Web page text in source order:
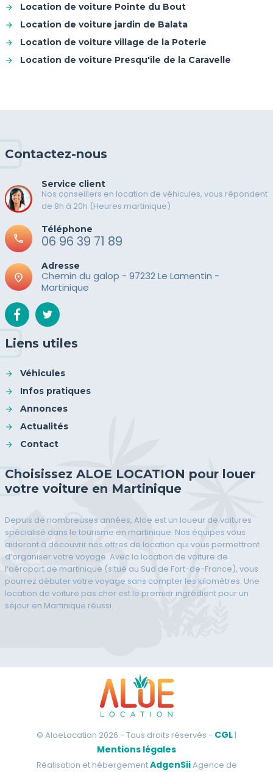
Location de voiture Pointe du Bout
Location de voiture jardin de Balata
Location de voiture village de la Poterie
Location de voiture Presqu'île de la Caravelle
Contactez-nous
Service client
Nos conseillers en location de véhicules, vous répondent
de 8h à 20h (Heures martinique)
call
Téléphone
06 96 39 71 89
place
Adresse
Chemin du galop - 97232 Le Lamentin -
Martinique
Liens utiles
Véhicules
Infos pratiques
Annonces
Actualités
Contact
Choisissez ALOE LOCATION pour louer
votre voiture en Martinique
Depuis de nombreuses années, Aloe est un loueur de voitures
spécialisé dans le tourisme en martinique. Nos équipes vous
aideront à découvrir nos offres de location qui vous permettront
d’organiser votre voyage. Avec la location de voiture de
l’aéroport de martinique (situé au Sud de Fort-de-France), vous
pourrez débuter votre voyage sans compter les kilomètres. Une
location de voiture pas cher est le premier ingrédient pour un
séjour en Martinique réussi.
© AloeLocation 2026 - Tous droits réservés - CGL |
Mentions légales
Réalisation et hébergementAdgenSiiAgence de